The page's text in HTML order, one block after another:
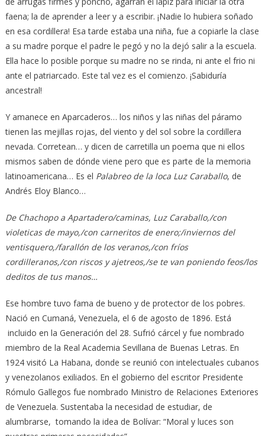
faena; la de aprender a leer y a escribir. ¡Nadie lo hubiera soñado
en esa cordillera! Esa tarde estaba una niña, fue a copiarle la clase
a su madre porque el padre le pegó y no la dejó salir a la escuela.
Ella hace lo posible porque su madre no se rinda, ni ante el frio ni
ante el patriarcado. Este tal vez es el comienzo. ¡Sabiduría
ancestral!
Y amanece en Aparcaderos… los niños y las niñas del páramo
tienen las mejillas rojas, del viento y del sol sobre la cordillera
nevada. Corretean… y dicen de carretilla un poema que ni ellos
mismos saben de dónde viene pero que es parte de la memoria
latinoamericana… Es el Palabreo de la loca Luz Caraballo, de
Andrés Eloy Blanco…
De Chachopo a Apartadero/caminas, Luz Caraballo,/con
violeticas de mayo,/con carneritos de enero;/inviernos del
ventisquero,/farallón de los veranos,/con fríos
cordilleranos,/con riscos y ajetreos,/se te van poniendo feos/los
deditos de tus manos…
Ese hombre tuvo fama de bueno y de protector de los pobres.
Nació en Cumaná, Venezuela, el 6 de agosto de 1896. Está
incluido en la Generación del 28. Sufrió cárcel y fue nombrado
miembro de la Real Academia Sevillana de Buenas Letras. En
1924 visitó La Habana, donde se reunió con intelectuales cubanos
y venezolanos exiliados. En el gobierno del escritor Presidente
Rómulo Gallegos fue nombrado Ministro de Relaciones Exteriores
de Venezuela. Sustentaba la necesidad de estudiar, de
alumbrarse, tomando la idea de Bolívar: “Moral y luces son